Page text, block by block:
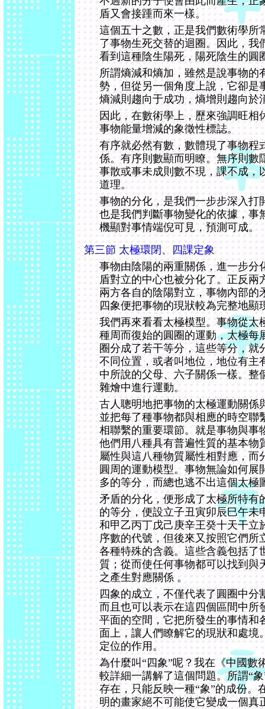
盾又會接踵而來一樣。
這個五十之數，正是我們數術學所
了事物生死交替的迴圈。因此，我
看到這種陰生陽死，陽死陰生的圓
所謂熵減和熵加，雖然是說事物的
勢，但從另一個角度上說，它卻是
熵減則趨向于成功，熵增則趨向於
因此，在數術學上，歷來強調旺相
事物能量增減的象徵性標誌。
有序就必然有數，數體現了事物程
係。有序則數顯而明瞭。無序則數
事散或事未成則數不現，課不成，
道理。
事物的分化，是我們一步步深入打
也是我們判斷事物變化的依據，事
機顯對事情端倪可見，預測可成。
第三節 太極環閉、四課定象
事物由陰陽的兩重關係，進一步分
盾對立的中心也被分化了。正反兩
兩方各自的陰陽對立，事物內部的
四象便把事物的現狀較為完整地顯
我們再來看看太極模型。事物從太
種周而復始的圓圈的運動，太極每
圈分成了若干等分，這些等分，就
不同位置，或者叫地位，地位有主
中所說的父母、六子關係一樣。整
雜燴中進行運動。
古人聰明地把事物的太極運動關係
並把每了種事物都與相應的時空聯
相聯繫的重要環節。就是事物與事
他們用八種具有普遍性質的基本物
屬性與這八種物質屬性相對應，而
圓周的運動模型。事物無論如何展
多的等分，而總也逃不出這個太極
矛盾的分化，便形成了太極所特有
的等分，便設立子丑寅卯辰巳午未
和甲乙丙丁戊己庚辛王癸十天干立
序數的代號，但後來又按照它們所
各種特殊的含義。這些含義包括了
質；從而使任何事物都可以找到與
之產生對應關係 。
四象的成立，不僅代表了圓圈中分
而且也可以表示在這四個區間中所
平面的空間，它把所發生的事情和
面上，讓人們瞭解它的現狀和處境
定位的作用。
為什麼叫“四象”呢？我在《中國數
較詳細一講解了這個問題。所謂“
存在，只能反映一種“象”的成份。
明的畫家絕不可能使它變成一個真